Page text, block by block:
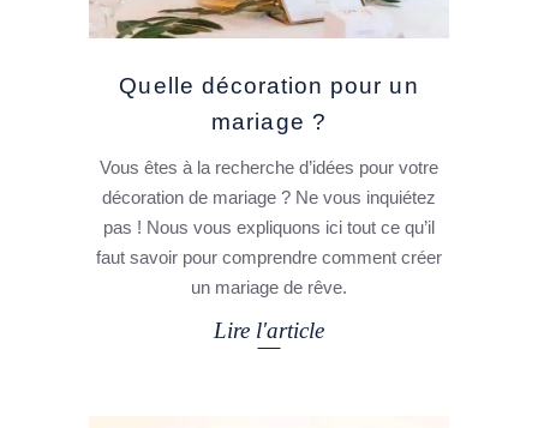
Quelle décoration pour un
mariage ?
Vous êtes à la recherche d’idées pour votre
décoration de mariage ? Ne vous inquiétez
pas ! Nous vous expliquons ici tout ce qu’il
faut savoir pour comprendre comment créer
un mariage de rêve.
Lire l'article